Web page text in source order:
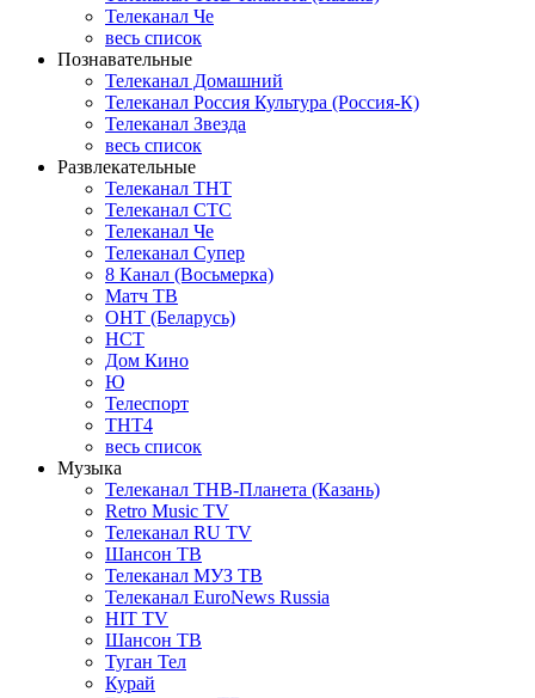
Телеканал Че
весь список
Познавательные
Телеканал Домашний
Телеканал Россия Культура (Россия-К)
Телеканал Звезда
весь список
Развлекательные
Телеканал ТНТ
Телеканал СТС
Телеканал Че
Телеканал Супер
8 Канал (Восьмерка)
Матч ТВ
ОНТ (Беларусь)
НСТ
Дом Кино
Ю
Телеспорт
ТНТ4
весь список
Музыка
Телеканал ТНВ-Планета (Казань)
Retro Music TV
Телеканал RU TV
Шансон ТВ
Телеканал МУЗ ТВ
Телеканал EuroNews Russia
HIT TV
Шансон ТВ
Туган Тел
Курай